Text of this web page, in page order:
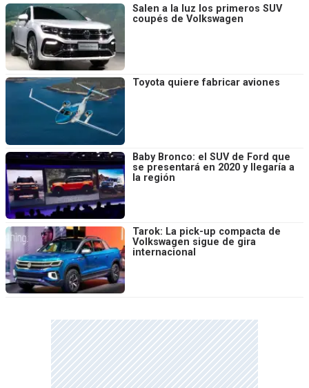
Salen a la luz los primeros SUV
coupés de Volkswagen
Toyota quiere fabricar aviones
Baby Bronco: el SUV de Ford que
se presentará en 2020 y llegaría a
la región
Tarok: La pick-up compacta de
Volkswagen sigue de gira
internacional